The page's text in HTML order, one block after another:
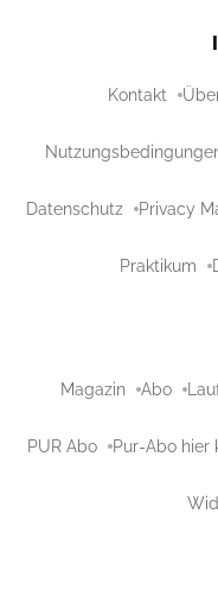
Kontakt
Datenschutz Privacy
Praktikum
Magazin Abo
PUR Abo Pur-Abo hier